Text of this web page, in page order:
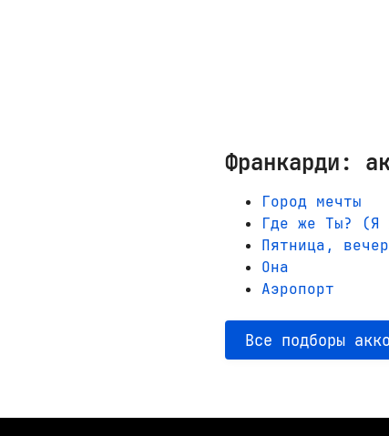
Франкарди:
Город мечты
Где же Ты? (Я
Пятница, вечер
Она
Аэропорт
Все подборы